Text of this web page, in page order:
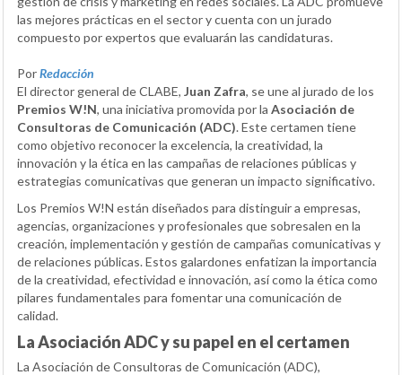
las mejores prácticas en el sector y cuenta con un jurado
compuesto por expertos que evaluarán las candidaturas.
PorRedacción
El director general de CLABE, Juan Zafra, se une al jurado de los
Premios W!N, una iniciativa promovida por la Asociación de
Consultoras de Comunicación (ADC). Este certamen tiene
como objetivo reconocer la excelencia, la creatividad, la
innovación y la ética en las campañas de relaciones públicas y
estrategias comunicativas que generan un impacto significativo.
Los Premios W!N están diseñados para distinguir a empresas,
agencias, organizaciones y profesionales que sobresalen en la
creación, implementación y gestión de campañas comunicativas y
de relaciones públicas. Estos galardones enfatizan la importancia
de la creatividad, efectividad e innovación, así como la ética como
pilares fundamentales para fomentar una comunicación de
calidad.
La Asociación ADC y su papel en el certamen
La Asociación de Consultoras de Comunicación (ADC),